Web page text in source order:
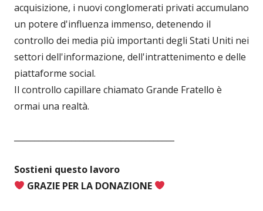
acquisizione, i nuovi conglomerati privati accumulano
un potere d'influenza immenso, detenendo il
controllo dei media più importanti degli Stati Uniti nei
settori dell'informazione, dell'intrattenimento e delle
piattaforme social.
Il controllo capillare chiamato Grande Fratello è
ormai una realtà.
Sostieni questo lavoro
GRAZIE PER LA DONAZIONE